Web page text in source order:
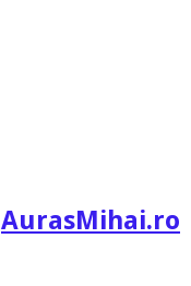
AurasMihai.ro